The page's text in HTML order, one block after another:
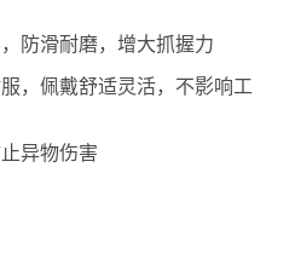
防滑耐磨，增大抓握力
，佩戴舒适灵活，不影响工
异物伤害